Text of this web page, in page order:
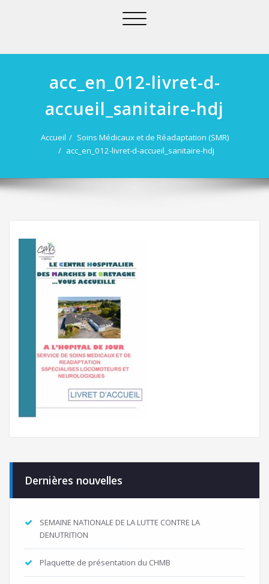
Afficher/masquer
acc_en_012-livret-d-
accueil_sanitaire-hdj
Accueil
Soins Médicaux et de Réadaptation (SMR)
acc_en_012-livret-d-accueil_sanitaire-hdj
Dernières nouvelles
SEMAINE NATIONALE DE LA LUTTE CONTRE LA
DENUTRITION
Plaquette de présentation du CHMB